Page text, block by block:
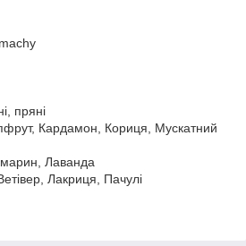
пряні
Кардамон, Кориця, Мускатний
Лаванда
Лакриця, Пачулі